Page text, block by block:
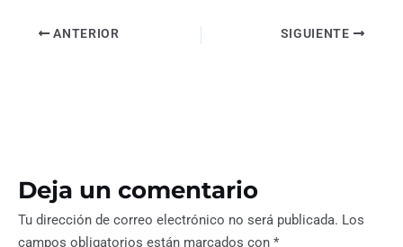
ANTERIOR SIGUIENTE
Deja un comentario
Tu dirección de correo electrónico no será publicada. Los
campos obligatorios están marcados con *